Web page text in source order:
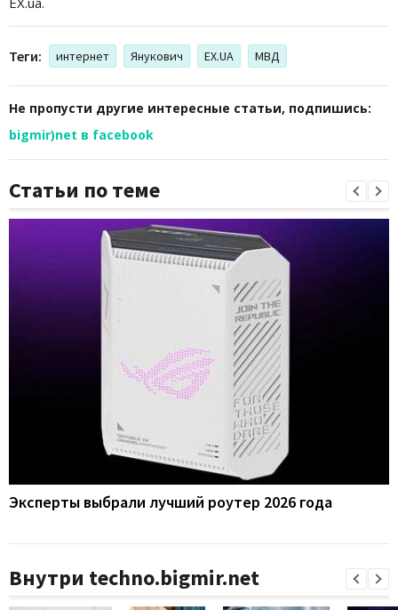
Теги: интернет Янукович EX.UA МВД
Не пропусти другие интересные статьи, подпишись:
bigmir)net в facebook
Статьи по теме
Эксперты выбрали лучший роутер 2026 года
Внутри techno.bigmir.net